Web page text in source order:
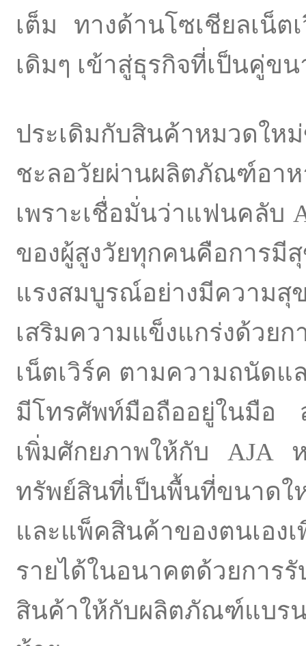
เต็ม ทางด้านโซเชียลเน็
เดิมๆ เข้าสู่ธุรกิจที่เป็นคู่ข
ประเดิมกับสินค้าหมวดให
ชะลอวัยผ่านผลิตภัณฑ์อา
เพราะเชื่อมั่นว่าแฟนคลับ
ของผู้สูงวัยทุกคนคือการมี
แรงสมบูรณ์อย่างมีความสุ
เสริมความแข็งแกร่งด้วย
เน็ตเวิร์ค ตามความถนัดแ
มีโทรศัพท์มือถืออยู่ในมือ
เพิ่มศักยภาพให้กับ AJA ห
ทรัพย์สินที่เป็นพื้นที่ขนาดใ
และแพ็คสินค้าของตนเอง
รายได้ในอนาคตด้วยการ
สินค้าให้กับผลิตภัณฑ์แบร